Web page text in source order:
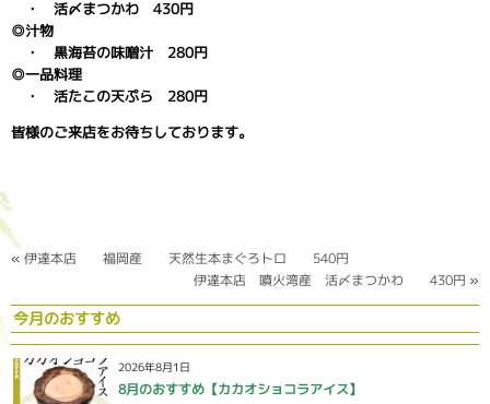
・ 活〆まつかわ 430円
◎汁物
・ 黒海苔の味噌汁 280円
◎一品料理
・ 活たこの天ぷら 280円
皆様のご来店をお待ちしております。
« 伊達本店 福岡産 天然生本まぐろトロ 540円
伊達本店 噴火湾産 活〆まつかわ 430円 »
今月のおすすめ
2026年8月1日
8月のおすすめ【カカオショコラアイス】